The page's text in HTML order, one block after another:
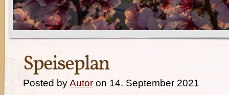
Speiseplan
Posted byAutor on 14. September 2021